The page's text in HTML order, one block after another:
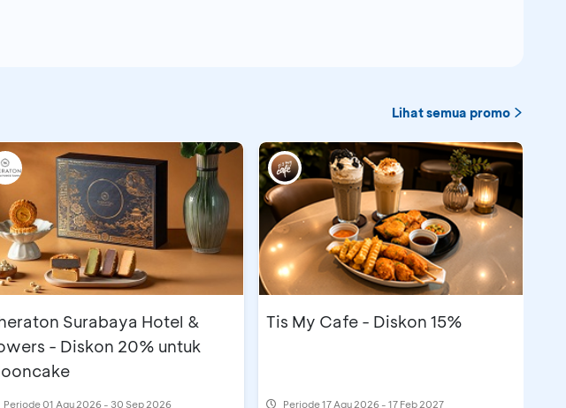
Lihat semua promo
Surabaya Hotel &
- Diskon 20% untuk
Periode01 Agu 2026 - 30 Sep 2026
Tis My Cafe - Diskon 15%
Periode17 Agu 2026 - 17 Feb 2027